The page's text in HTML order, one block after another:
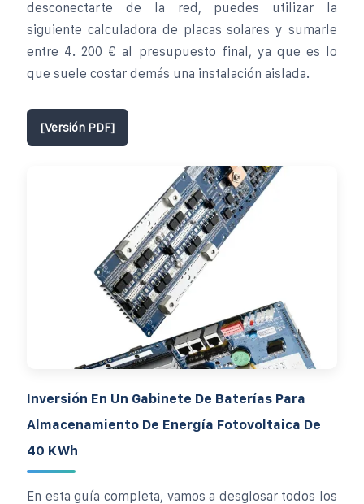
desconectarte de la red, puedes utilizar la
siguiente calculadora de placas solares y sumarle
entre 4. 200 € al presupuesto final, ya que es lo
que suele costar demás una instalación aislada.
[Versión PDF]
Inversión En Un Gabinete De Baterías Para
Almacenamiento De Energía Fotovoltaica De
40 KWh
En esta guía completa, vamos a desglosar todos los